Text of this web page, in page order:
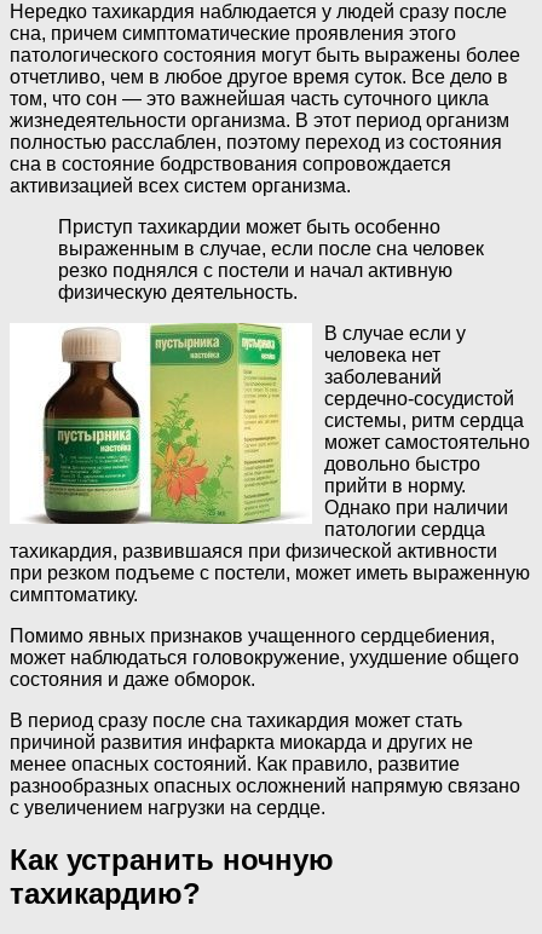
Нередко тахикардия наблюдается у людей сразу после
сна, причем симптоматические проявления этого
патологического состояния могут быть выражены более
отчетливо, чем в любое другое время суток. Все дело в
том, что сон — это важнейшая часть суточного цикла
жизнедеятельности организма. В этот период организм
полностью расслаблен, поэтому переход из состояния
сна в состояние бодрствования сопровождается
активизацией всех систем организма.
Приступ тахикардии может быть особенно
выраженным в случае, если после сна человек
резко поднялся с постели и начал активную
физическую деятельность.
В случае если у
человека нет
заболеваний
сердечно-сосудистой
системы, ритм сердца
может самостоятельно
довольно быстро
прийти в норму.
Однако при наличии
патологии сердца
тахикардия, развившаяся при физической активности
при резком подъеме с постели, может иметь выраженную
симптоматику.
Помимо явных признаков учащенного сердцебиения,
может наблюдаться головокружение, ухудшение общего
состояния и даже обморок.
В период сразу после сна тахикардия может стать
причиной развития инфаркта миокарда и других не
менее опасных состояний. Как правило, развитие
разнообразных опасных осложнений напрямую связано
с увеличением нагрузки на сердце.
Как устранить ночную
тахикардию?